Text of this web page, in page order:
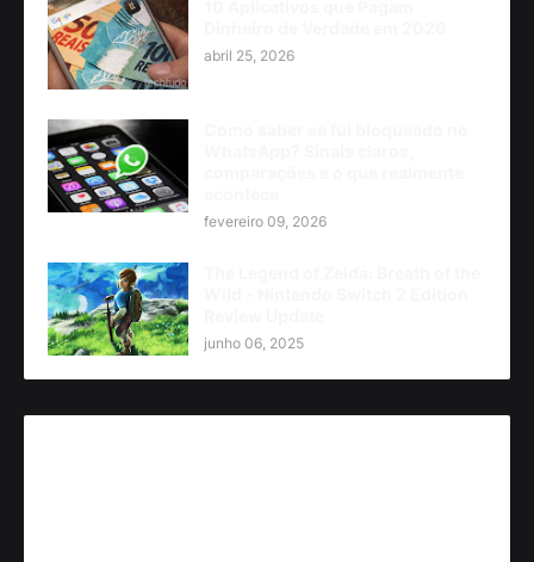
abril 25, 2026
fevereiro 09, 2026
junho 06, 2025